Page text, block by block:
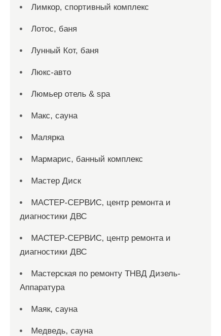
Лимкор, спортивный комплекс
Лотос, баня
Лунный Кот, баня
Люкс-авто
Люмьер отель & spa
Макс, сауна
Малярка
Мармарис, банный комплекс
Мастер Диск
МАСТЕР-СЕРВИС, центр ремонта и
диагностики ДВС
МАСТЕР-СЕРВИС, центр ремонта и
диагностики ДВС
Мастерская по ремонту ТНВД Дизель-
Аппаратура
Маяк, сауна
Медведь, сауна